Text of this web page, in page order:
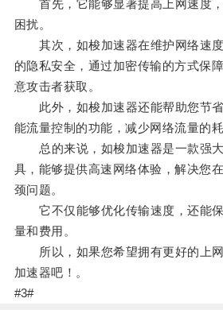
首先，它能够显著提高上网速度，
困扰。
其次，如梭加速器在维护网络速度
的隐私安全，通过加密传输的方式保
意攻击者获取。
此外，如梭加速器还能帮助您节省
能流量控制的功能，减少网络流量的耗
总的来说，如梭加速器是一款强大
具，能够提供高速网络体验，解决您
颈问题。
它不仅能够优化传输速度，还能保
量和费用。
所以，如果您希望拥有更好的上网
加速器吧！。
#3#